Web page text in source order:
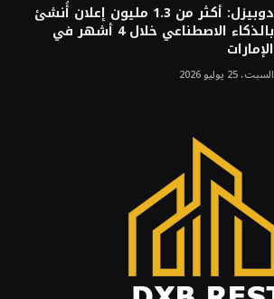
دوبيزل: أكثر من 1.3 مليون إعلان أُنشئ
بالذكاء الاصطناعي خلال 4 أشهر في
الإمارات
السبت، 25 يوليو 2026